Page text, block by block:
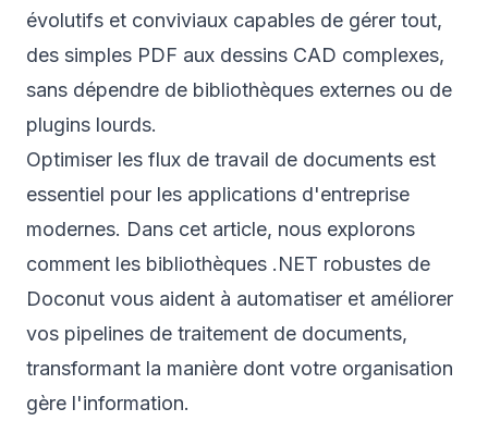
évolutifs et conviviaux capables de gérer tout,
des simples PDF aux dessins CAD complexes,
sans dépendre de bibliothèques externes ou de
plugins lourds.
Optimiser les flux de travail de documents est
essentiel pour les applications d'entreprise
modernes. Dans cet article, nous explorons
comment les bibliothèques .NET robustes de
Doconut vous aident à automatiser et améliorer
vos pipelines de traitement de documents,
transformant la manière dont votre organisation
gère l'information.